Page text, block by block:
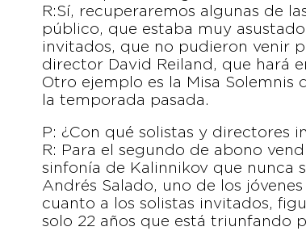
R:Sí, recuperaremos algunas de
público, que estaba muy
invitados, que no pudieron venir
director David Reiland, que hará
Otro ejemplo es la Misa
la temporada pasada.
P: ¿Con qué solistas y directores
R: Para el segundo de abono
sinfonía de Kalinnikov que nunca
Andrés Salado, uno de los
cuanto a los solistas invitados,
solo 22 años que está triunfando